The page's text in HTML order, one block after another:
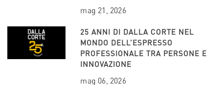
mag 21, 2026
25 ANNI DI DALLA CORTE NEL
MONDO DELL’ESPRESSO
PROFESSIONALE TRA PERSONE E
INNOVAZIONE
mag 06, 2026